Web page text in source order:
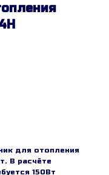
для отопления
В расчёте
150Вт